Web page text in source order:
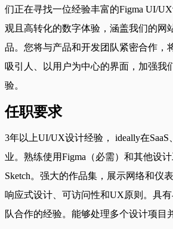
们正在寻找一位经验丰富的Figma UI/
观且高转化的数字体验，涵盖我们的网
品。您将与产品和开发团队紧密合作，
吸引人、以用户为中心的界面，加强我
验。
任职要求
3年以上UI/UX设计经验， ideally在
业。熟练使用Figma（必需）和其他设
Sketch。强大的作品集，展示网络和仪
响应式设计、可访问性和UX原则。具
队合作的经验。能够处理多个设计项目